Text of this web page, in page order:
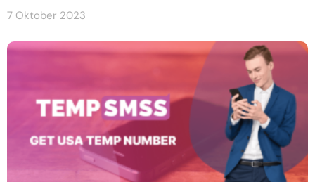
7 Oktober 2023